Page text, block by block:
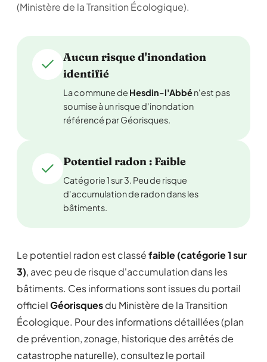
(Ministère de la Transition Écologique).
Aucun risque d'inondation
identifié
La commune de Hesdin-l'Abbén'est pas
soumise à un risque d'inondation
référencé par Géorisques.
Potentiel radon : Faible
Catégorie 1 sur 3. Peu de risque
d'accumulation de radon dans les
bâtiments.
Le potentiel radon est classéfaible (catégorie 1 sur
3), avec peu de risque d'accumulation dans les
bâtiments. Ces informations sont issues du portail
officielGéorisquesdu Ministère de la Transition
Écologique. Pour des informations détaillées (plan
de prévention, zonage, historique des arrêtés de
catastrophe naturelle), consultez le portail